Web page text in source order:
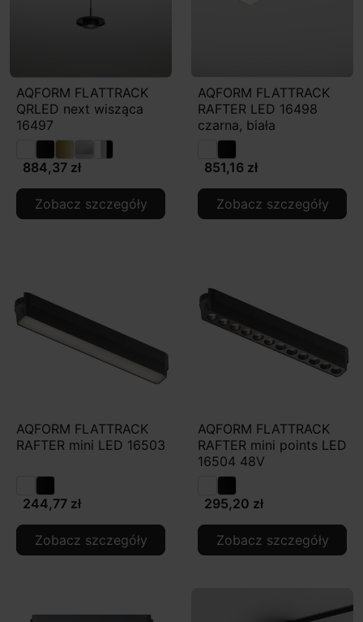
AQFORM FLATTRACK
QRLED next wisząca
16497
884,37 zł
Zobacz szczegóły
AQFORM FLATTRACK
RAFTER LED 16498
czarna, biała
851,16 zł
Zobacz szczegóły
AQFORM FLATTRACK
RAFTER mini LED 16503
244,77 zł
Zobacz szczegóły
AQFORM FLATTRACK
RAFTER mini points LED
16504 48V
295,20 zł
Zobacz szczegóły